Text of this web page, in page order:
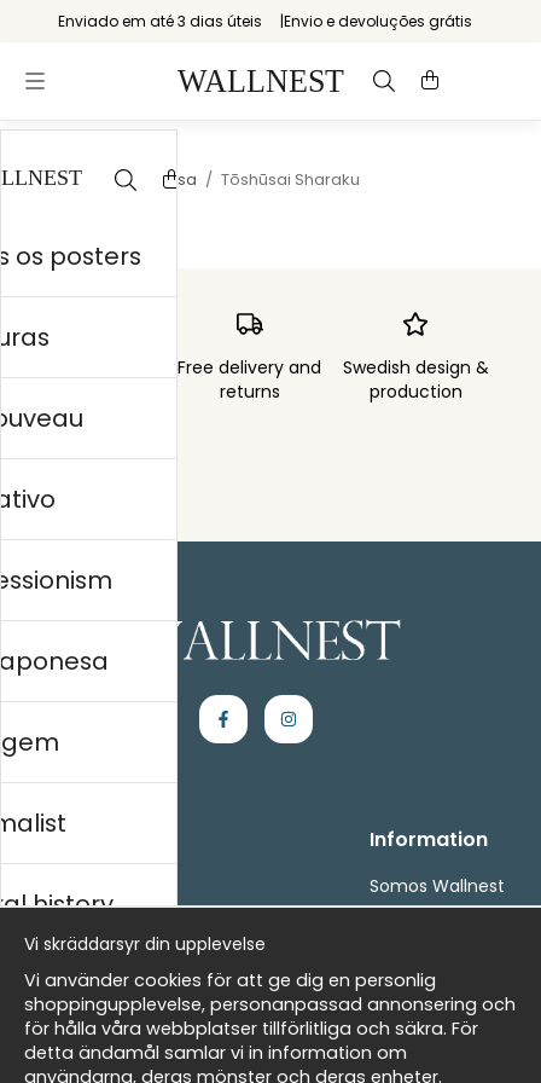
Enviado em até 3 dias úteis Envio e devoluções grátis
Início / Arte japonesa / Tōshūsai Sharaku
Free delivery and
returns
Swedish design &
production
Handla
Villkor
- Returer och återbetalningar
Om cookies
Mina favoriter
Information
Somos Wallnest
FAQ
Newsletter
os posters
history
Vi skräddarsyr din upplevelse
Vi använder cookies för att ge dig en personlig
shoppingupplevelse, personanpassad annonsering och
för hålla våra webbplatser tillförlitliga och säkra. För
detta ändamål samlar vi in information om
användarna, deras mönster och deras enheter.